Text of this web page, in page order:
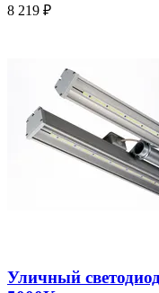
8 219 ₽
Уличный